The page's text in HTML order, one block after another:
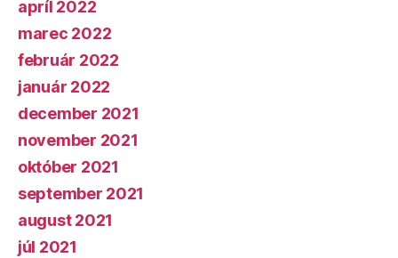
apríl 2022
marec 2022
február 2022
január 2022
december 2021
november 2021
október 2021
september 2021
august 2021
júl 2021